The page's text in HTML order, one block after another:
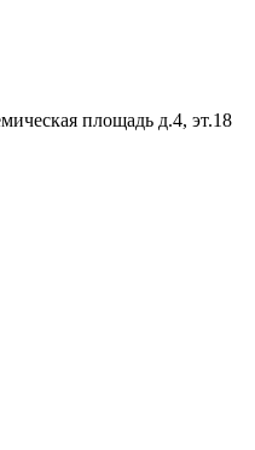
площадь д.4, эт.18